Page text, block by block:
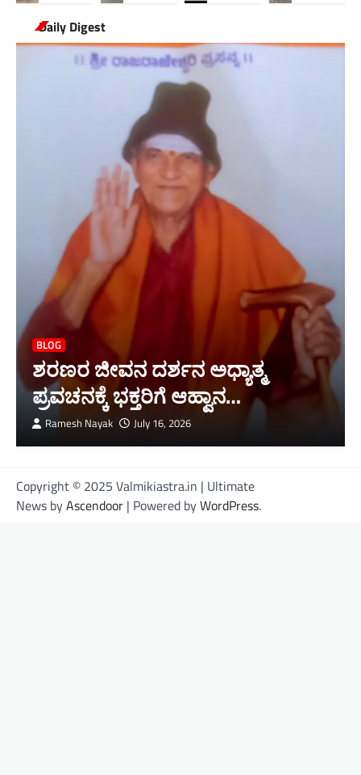
Daily Digest
BLOG
ಶರಣರ ಜೀವನ ದರ್ಶನ ಅಧ್ಯಾತ್ಮ
ಪ್ರವಚನಕ್ಕೆ ಭಕ್ತರಿಗೆ ಆಹ್ವಾನ…
Ramesh Nayak July 16, 2026
Copyright © 2025 Valmikiastra.in | Ultimate
News byAscendoor | Powered byWordPress.